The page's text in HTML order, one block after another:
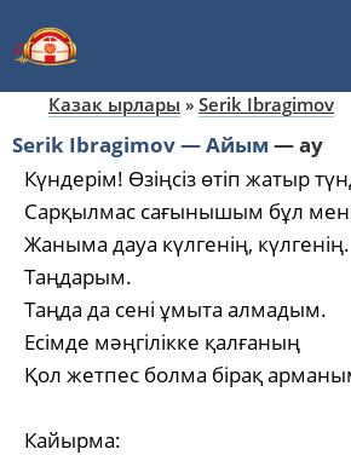
Казак ырлары » Serik Ibragimov
Serik Ibragimov — Айым —ау
Күндерім! Өзіңсіз өтіп жатыр
Сарқылмас сағынышым бұл
Жаныма дауа күлгенің, күлгенің.
Таңдарым.
Таңда да сені ұмыта алмадым.
Есімде мәңгілікке қалғаның
Қол жетпес болма бірақ
Кайырма: